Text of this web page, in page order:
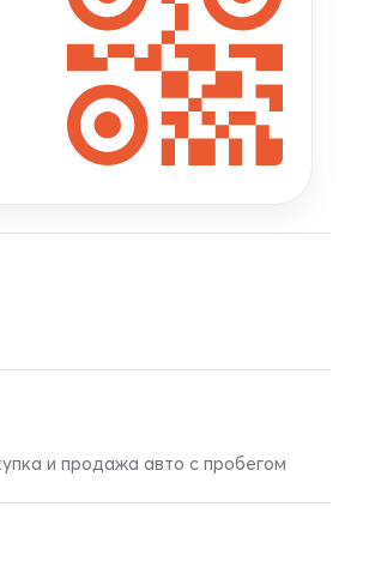
и продажа авто с пробегом